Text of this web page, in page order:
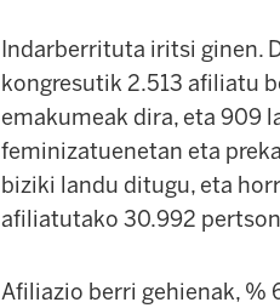
Indarberrituta iritsi ginen.
kongresutik 2.513 afiliatu
emakumeak dira, eta 909
feminizatuenetan eta
biziki landu ditugu, eta
afiliatutako 30.992
Afiliazio berri gehienak, %